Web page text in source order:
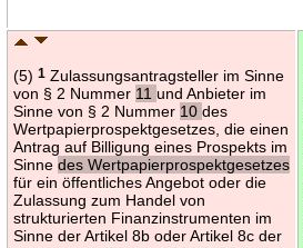
(5)1 Zulassungsantragsteller im Sinne
von § 2 Nummer 11und Anbieter im
Sinne von § 2 Nummer 10des
Wertpapierprospektgesetzes, die einen
Antrag auf Billigung eines Prospekts im
Sinnedes Wertpapierprospektgesetzes
für ein öffentliches Angebot oder die
Zulassung zum Handel von
strukturierten Finanzinstrumenten im
Sinne der Artikel 8b oder Artikel 8c der